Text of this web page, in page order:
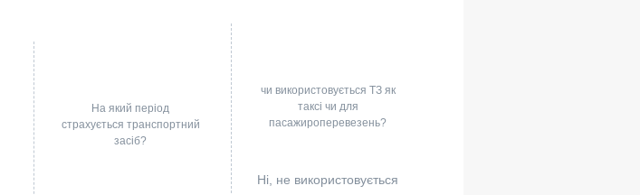
На який період
страхується транспортний
засіб?
чи використовується ТЗ як
таксі чи для
пасажироперевезень?
Ні, не використовується